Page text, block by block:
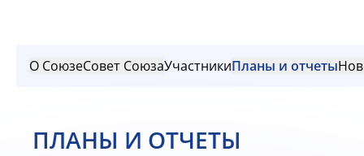
О СоюзеСовет СоюзаУчастникиПланы и отчеты
ПЛАНЫ И ОТЧЕТЫ